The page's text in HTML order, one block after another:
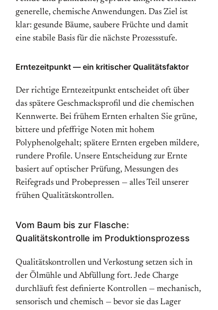
generelle, chemische Anwendungen. Das Ziel ist
klar: gesunde Bäume, saubere Früchte und damit
eine stabile Basis für die nächste Prozessstufe.
Erntezeitpunkt — ein kritischer Qualitätsfaktor
Der richtige Erntezeitpunkt entscheidet oft über
das spätere Geschmacksprofil und die chemischen
Kennwerte. Bei frühem Ernten erhalten Sie grüne,
bittere und pfeffrige Noten mit hohem
Polyphenolgehalt; spätere Ernten ergeben mildere,
rundere Profile. Unsere Entscheidung zur Ernte
basiert auf optischer Prüfung, Messungen des
Reifegrads und Probepressen — alles Teil unserer
frühen Qualitätskontrollen.
Vom Baum bis zur Flasche:
Qualitätskontrolle im Produktionsprozess
Qualitätskontrollen und Verkostung setzen sich in
der Ölmühle und Abfüllung fort. Jede Charge
durchläuft fest definierte Kontrollen — mechanisch,
sensorisch und chemisch — bevor sie das Lager